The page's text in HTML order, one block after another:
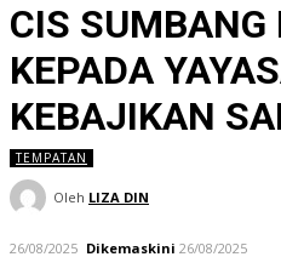
CIS
KEPADA
KEBAJIKAN
TEMPATAN
Oleh LIZA DIN
26/08/2025 Dikemaskini 26/08/2025